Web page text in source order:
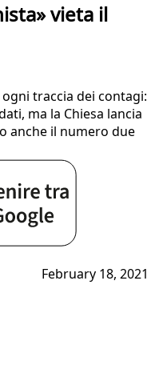
vieta il
traccia dei contagi:
ma la Chiesa lancia
anche il numero due
February 18, 2021